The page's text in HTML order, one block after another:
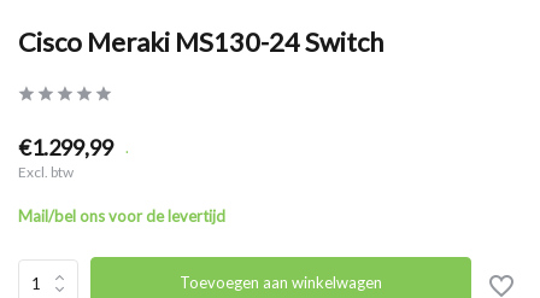
Cisco Meraki MS130-24 Switch
€1.299,99 .
Excl. btw
Mail/bel ons voor de levertijd
Toevoegen aan winkelwagen